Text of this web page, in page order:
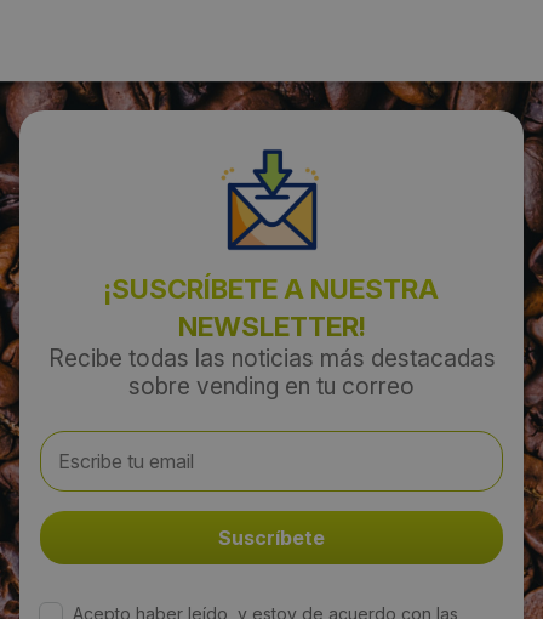
Borox
Provincia:
España
Email:
¡SUSCRÍBETE A NUESTRA
NEWSLETTER!
Recibe todas las noticias más destacadas
sobre vending en tu correo
Acepto haber leído, y estoy de acuerdo con las